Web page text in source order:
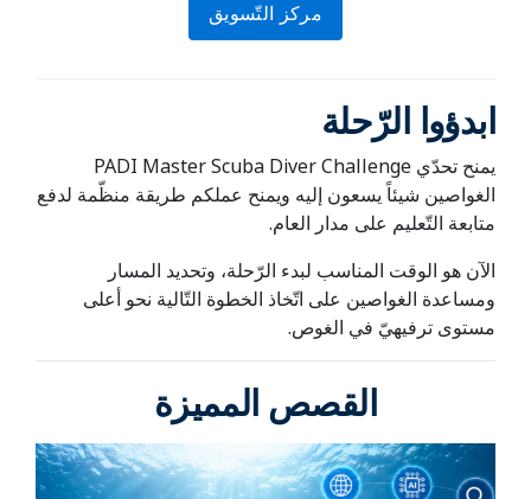
مركز التّسويق
ابدؤوا الرّحلة
يمنح تحدّي PADI Master Scuba Diver Challenge
الغواصين شيئاً يسعون إليه ويمنح عملكم طريقة منظّمة لدفع
متابعة التّعليم على مدار العام.
الآن هو الوقت المناسب لبدء الرّحلة، وتحديد المسار
ومساعدة الغواصين على اتّخاذ الخطوة التّالية نحو أعلى
مستوى ترفيهيّ في الغوص.
القصص المميزة